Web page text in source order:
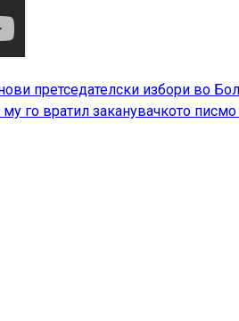
претседателски избори во
го вратил заканувачкото писмо